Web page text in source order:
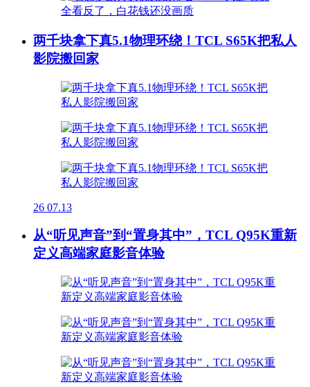
两千块拿下真5.1物理环绕！TCL S65K把私人
影院搬回家
26 07.13
从“听见声音”到“置身其中”，TCL Q95K重新
定义高端家庭影音体验